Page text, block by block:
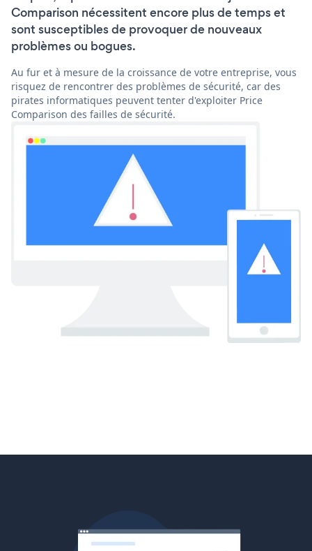
Comparison nécessitent encore plus de temps et
sont susceptibles de provoquer de nouveaux
problèmes ou bogues.
Au fur et à mesure de la croissance de votre entreprise, vous
risquez de rencontrer des problèmes de sécurité, car des
pirates informatiques peuvent tenter d'exploiter Price
Comparison des failles de sécurité.